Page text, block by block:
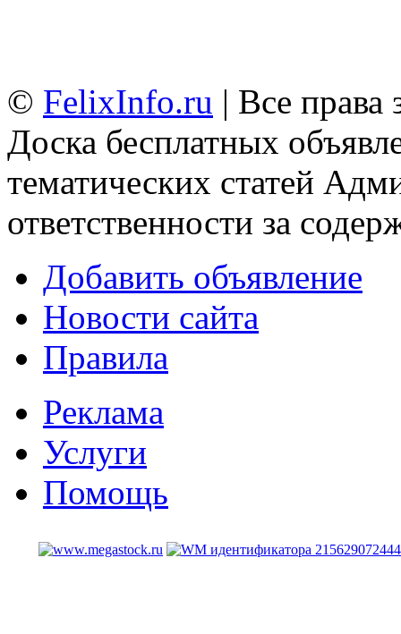
© FelixInfo.ru | Все
Доска бесплатных
тематических статей
ответственности за
Добавить объявление
Новости сайта
Правила
Реклама
Услуги
Помощь